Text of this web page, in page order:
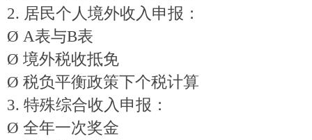
2. 居民个人境外收入申报：
Ø A表与B表
Ø 境外税收抵免
Ø 税负平衡政策下个税计算
3. 特殊综合收入申报：
Ø 全年一次奖金